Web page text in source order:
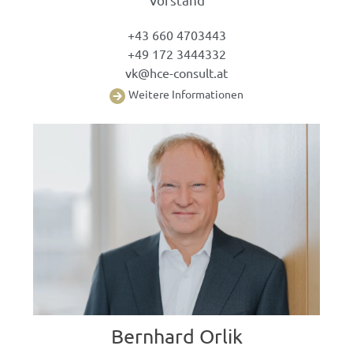
+43 660 4703443
+49 172 3444332
vk@hce-consult.at
Weitere Informationen
Bernhard Orlik